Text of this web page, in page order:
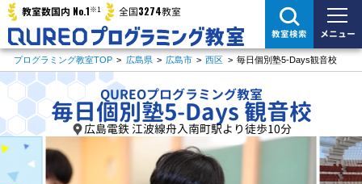
教室数国内 No.1※1 全国3274教室
教室検索 メニュー
プログラミング教室TOP > 広島県 > 広島市 > 西区 > 毎日個別塾5-Days観音校
QUREOプログラミング教室
毎日個別塾5-Days 観音校
広島電鉄 江波線舟入南町駅より徒歩10分